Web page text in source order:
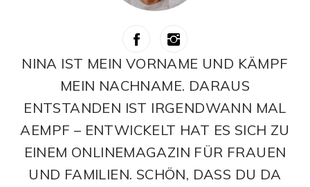
NINA IST MEIN VORNAME UND KÄMPF
MEIN NACHNAME. DARAUS
ENTSTANDEN IST IRGENDWANN MAL
AEMPF – ENTWICKELT HAT ES SICH ZU
EINEM ONLINEMAGAZIN FÜR FRAUEN
UND FAMILIEN. SCHÖN, DASS DU DA